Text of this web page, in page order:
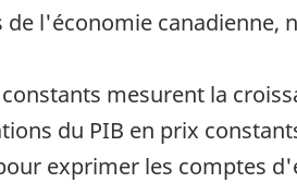
l'économie canadienne,
mesurent la
du PIB en prix
exprimer les comptes